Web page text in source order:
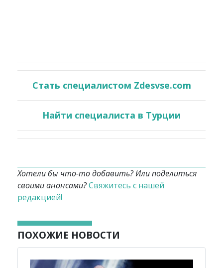
Стать специалистом Zdesvse.com
Найти специалиста в Турции
Хотели бы что-то добавить? Или поделиться
своими анонсами?Свяжитесь с нашей
редакцией!
ПОХОЖИЕ НОВОСТИ